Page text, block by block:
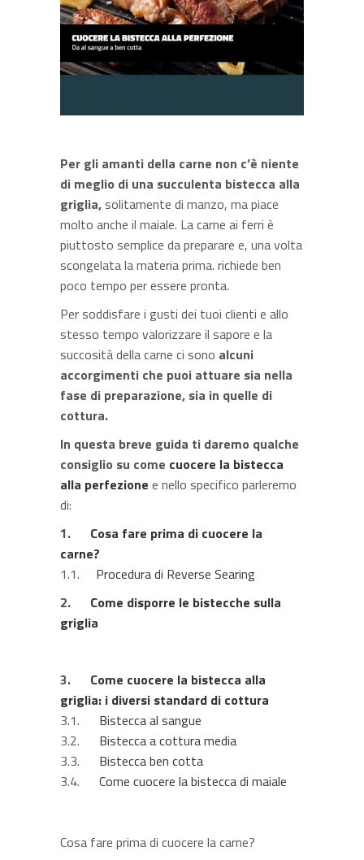
Per gli amanti della carne non c’è niente
di meglio di una succulenta bistecca alla
griglia,solitamente di manzo, ma piace
molto anche il maiale. La carne ai ferri è
piuttosto semplice da preparare e, una volta
scongelata la materia prima. richiede ben
poco tempo per essere pronta.
Per soddisfare i gusti dei tuoi clienti e allo
stesso tempo valorizzare il sapore e la
succosità della carne ci sono alcuni
accorgimenti che puoi attuare sia nella
fase di preparazione, sia in quelle di
cottura.
In questa breve guida ti daremo qualche
consiglio su come cuocere la bistecca
alla perfezione e nello specifico parleremo
di:
1.
Cosa fare prima di cuocere la
carne?
1.1. Procedura di Reverse Searing
2.
Come disporre le bistecche sulla
griglia
3.
Come cuocere la bistecca alla
griglia: i diversi standard di cottura
3.1. Bistecca al sangue
3.2. Bistecca a cottura media
3.3. Bistecca ben cotta
3.4. Come cuocere la bistecca di maiale
Cosa fare prima di cuocere la carne?